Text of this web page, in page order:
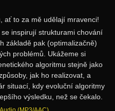
ať to za mě udělají mravenci!
inspirují strukturami chování
základě pak (optimalizačně)
problémů. Ukážeme si
algoritmu stejně jako
jak ho realizovat, a
situací, kdy evoluční algoritmy
výsledku, než se čekalo.